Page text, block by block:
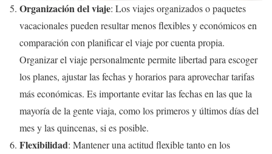
Organización del viaje: Los viajes organizados o paquetes
vacacionales pueden resultar menos flexibles y económicos en
comparación con planificar el viaje por cuenta propia.
Organizar el viaje personalmente permite libertad para escoger
los planes, ajustar las fechas y horarios para aprovechar tarifas
más económicas. Es importante evitar las fechas en las que la
mayoría de la gente viaja, como los primeros y últimos días del
mes y las quincenas, si es posible.
Flexibilidad: Mantener una actitud flexible tanto en los